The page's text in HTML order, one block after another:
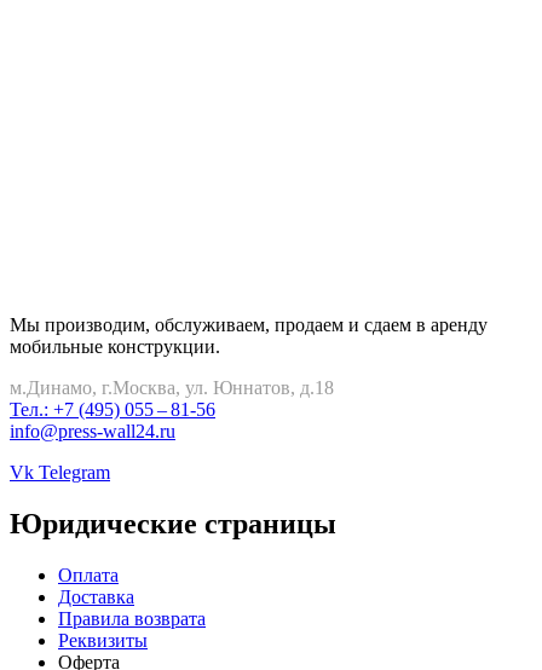
Мы производим, обслуживаем, продаем и сдаем в аренду
мобильные конструкции.
м.Динамо, г.Москва, ул. Юннатов, д.18
Тел.: +7 (495) 055 – 81-56
info@press-wall24.ru
Vk Telegram
Юридические страницы
Оплата
Доставка
Правила возврата
Реквизиты
Оферта